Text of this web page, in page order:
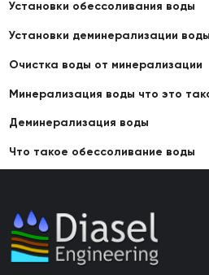
Установки обессоливания воды
Установки деминерализации воды
Очистка воды от минерализации
Минерализация воды что это
Деминерализация воды
Что такое обессоливание воды